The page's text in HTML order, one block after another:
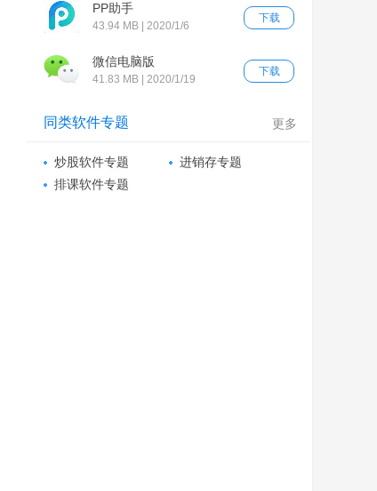
下载
PP助手
43.94 MB | 2020/1/6
下载
微信电脑版
41.83 MB | 2020/1/19
更多
同类软件专题
炒股软件专题
进销存专题
排课软件专题